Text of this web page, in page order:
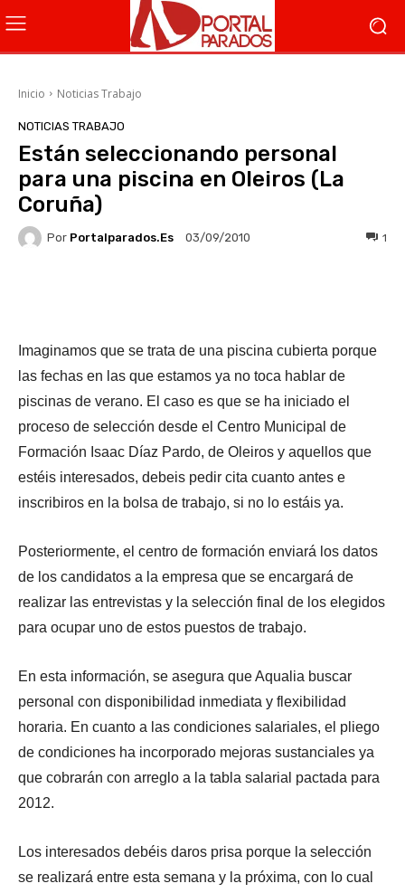
Inicio Noticias Trabajo
NOTICIAS TRABAJO
Están seleccionando personal
para una piscina en Oleiros (La
Coruña)
Por Portalparados.es 03/09/2010 1
Imaginamos que se trata de una piscina cubierta porque
las fechas en las que estamos ya no toca hablar de
piscinas de verano. El caso es que se ha iniciado el
proceso de selección desde el Centro Municipal de
Formación Isaac Díaz Pardo, de Oleiros y aquellos que
estéis interesados, debeis pedir cita cuanto antes e
inscribiros en la bolsa de trabajo, si no lo estáis ya.
Posteriormente, el centro de formación enviará los datos
de los candidatos a la empresa que se encargará de
realizar las entrevistas y la selección final de los elegidos
para ocupar uno de estos puestos de trabajo.
En esta información, se asegura que Aqualia buscar
personal con disponibilidad inmediata y flexibilidad
horaria. En cuanto a las condiciones salariales, el pliego
de condiciones ha incorporado mejoras sustanciales ya
que cobrarán con arreglo a la tabla salarial pactada para
2012.
Los interesados debéis daros prisa porque la selección
se realizará entre esta semana y la próxima, con lo cual